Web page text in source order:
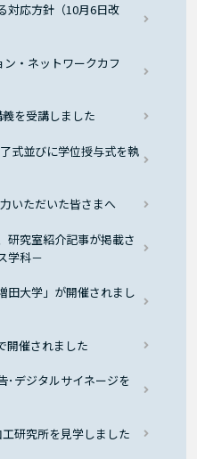
対応方針（10月6日改
・ネットワークカフ
を受講しました
式並びに学位授与式を執
いただいた皆さまへ
研究室紹介記事が掲載さ
学科－
田大学」が開催されまし
開催されました
･デジタルサイネージを
研究所を見学しました